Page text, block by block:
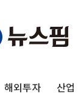
해외투자 산업
"전월세 대
청와대 "내일